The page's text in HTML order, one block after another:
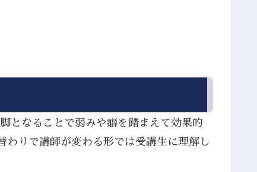
となることで弱みや癖を踏まえて効果的
わりで講師が変わる形では受講生に理解し